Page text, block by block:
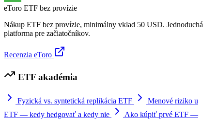
eToro ETF bez provízie
Nákup ETF bez provízie, minimálny vklad 50 USD. Jednoduchá
platforma pre začiatočníkov.
Recenzia eToro
ETF akadémia
Fyzická vs. syntetická replikácia ETF
Menové riziko u
ETF — kedy hedgovať a kedy nie
Ako kúpiť prvé ETF —